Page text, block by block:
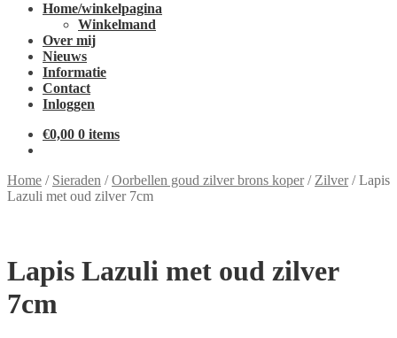
Home/winkelpagina
Winkelmand
Over mij
Nieuws
Informatie
Contact
Inloggen
€0,00 0 items
Home / Sieraden /Oorbellen goud zilver brons koper/ Zilver/Lapis
Lazuli met oud zilver 7cm
Lapis Lazuli met oud zilver
7cm